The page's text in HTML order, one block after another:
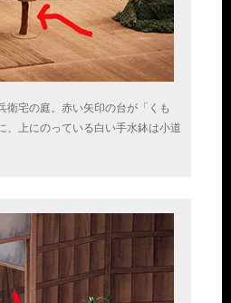
衛宅の庭。赤い矢印の台が「くも
、上にのっている白い手水鉢は小道